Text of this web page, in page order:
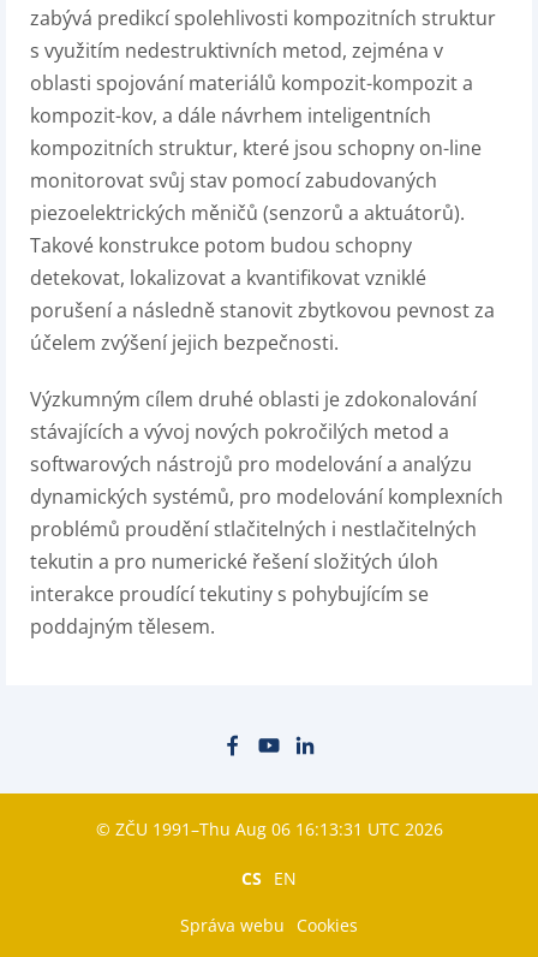
zabývá predikcí spolehlivosti kompozitních struktur
s využitím nedestruktivních metod, zejména v
oblasti spojování materiálů kompozit-kompozit a
kompozit-kov, a dále návrhem inteligentních
kompozitních struktur, které jsou schopny on-line
monitorovat svůj stav pomocí zabudovaných
piezoelektrických měničů (senzorů a aktuátorů).
Takové konstrukce potom budou schopny
detekovat, lokalizovat a kvantifikovat vzniklé
porušení a následně stanovit zbytkovou pevnost za
účelem zvýšení jejich bezpečnosti.
Výzkumným cílem druhé oblasti je zdokonalování
stávajících a vývoj nových pokročilých metod a
softwarových nástrojů pro modelování a analýzu
dynamických systémů, pro modelování komplexních
problémů proudění stlačitelných i nestlačitelných
tekutin a pro numerické řešení složitých úloh
interakce proudící tekutiny s pohybujícím se
poddajným tělesem.
© ZČU 1991–Thu Aug 06 16:13:31 UTC 2026
CS EN
Správa webu Cookies